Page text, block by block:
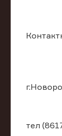
тел